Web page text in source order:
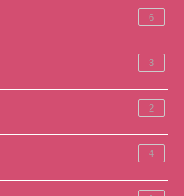
6
3
2
4